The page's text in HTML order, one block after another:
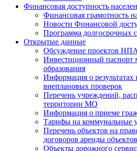
Финансовая доступность
Финансовая грамотность
Новости Финансовой
Программа долгосрочных
Открытые данные
Обсуждение проектов
Инвестиционный паспорт
образования
Информация о
внеплановых проверок
Перечень учреждений,
территории МО
Информация о приеме
Тарифы на коммунальные
Перечень объектов на
договоров аренды
Объекты дорожного